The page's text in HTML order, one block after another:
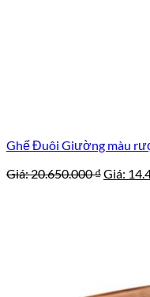
Ghế Đuôi Giường màu
Giá:20.650.000₫Giá
Giá: